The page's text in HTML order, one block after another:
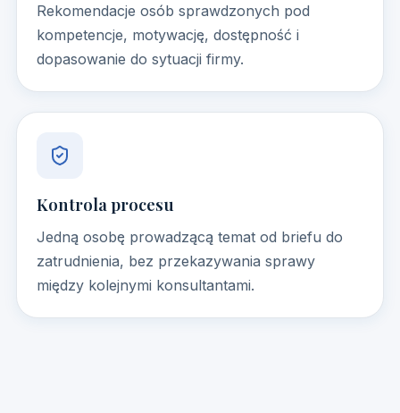
Rekomendacje osób sprawdzonych pod
kompetencje, motywację, dostępność i
dopasowanie do sytuacji firmy.
Kontrola procesu
Jedną osobę prowadzącą temat od briefu do
zatrudnienia, bez przekazywania sprawy
między kolejnymi konsultantami.